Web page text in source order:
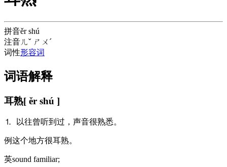
拼音ěr shú
注音ㄦˇ ㄕㄨˊ
词性形容词
词语解释
耳熟[ ěr shú ]
⒈ 以往曾听到过，声音很熟悉。
例这个地方很耳熟。
英sound familiar;